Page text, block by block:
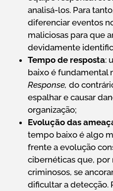
analisá-los. Para
diferenciar eventos
maliciosas para que
devidamente
Tempo de resposta:
baixo é fundamental
Response, do
espalhar e causar
organização;
Evolução das
tempo baixo é algo
frente a evolução
cibernéticas que, por
criminosos, se
dificultar a detecção.